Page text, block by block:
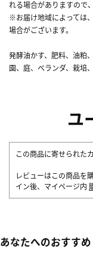
れる場合がありますので
※お届け地域によっては
場合がございます。
発酵油かす、肥料、油粕
園、庭、ベランダ、栽培
ユ
この商品に寄せられた
レビューはこの商品を
イン後、マイページ内
あなたへのおすすめ